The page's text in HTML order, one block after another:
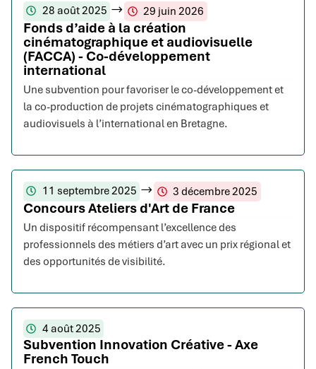
28 août 2025 29 juin 2026
Fonds d’aide à la création
cinématographique et audiovisuelle
(FACCA) - Co-développement
international
Une subvention pour favoriser le co-développement et
la co-production de projets cinématographiques et
audiovisuels à l’international en Bretagne.
11 septembre 2025 3 décembre 2025
Concours Ateliers d'Art de France
Un dispositif récompensant l’excellence des
professionnels des métiers d’art avec un prix régional et
des opportunités de visibilité.
4 août 2025
Subvention Innovation Créative - Axe
French Touch